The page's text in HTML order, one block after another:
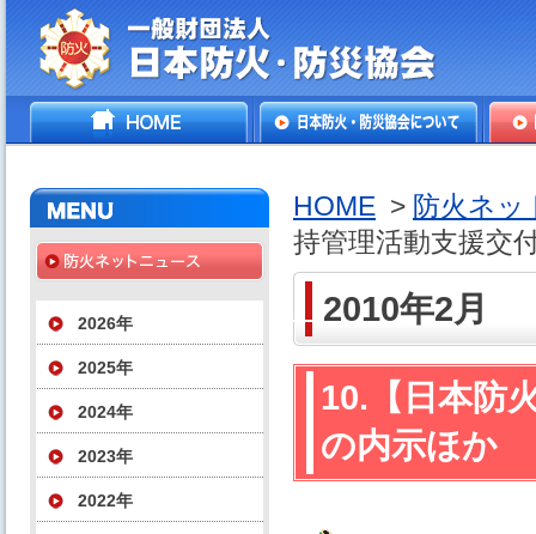
一般財団法人日本防火・防
HOME
2026年
2025年
2024年
2023年
2022年
HOME > 防火ネッ
持管理活動支援交
2010年2月
10.【日本防
の内示ほか